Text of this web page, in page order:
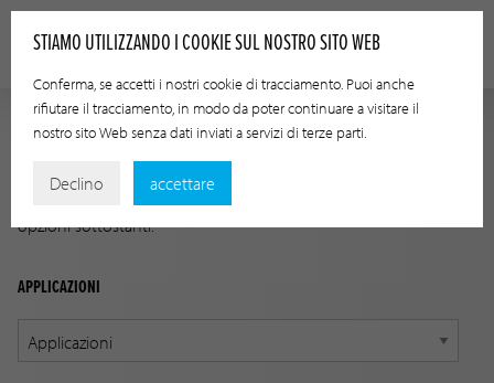
Trova il prodotto giusto per la tua applicazione usando le
opzioni sottostanti.
APPLICAZIONI
STIAMO UTILIZZANDO I COOKIE SUL NOSTRO SITO WEB
Conferma, se accetti i nostri cookie di tracciamento. Puoi anche
rifiutare il tracciamento, in modo da poter continuare a visitare il
nostro sito Web senza dati inviati a servizi di terze parti.
Declino accettare